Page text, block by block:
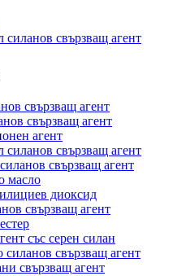
силанов свързващ агент
свързващ агент
свързващ агент
агент
силанов свързващ агент
свързващ агент
масло
диоксид
свързващ агент
със серен силан
силанов свързващ агент
свързващ агент